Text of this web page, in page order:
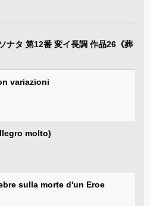
ナタ 第12番 変イ長調 作品26《葬
variazioni
molto)
sulla morte d'un Eroe